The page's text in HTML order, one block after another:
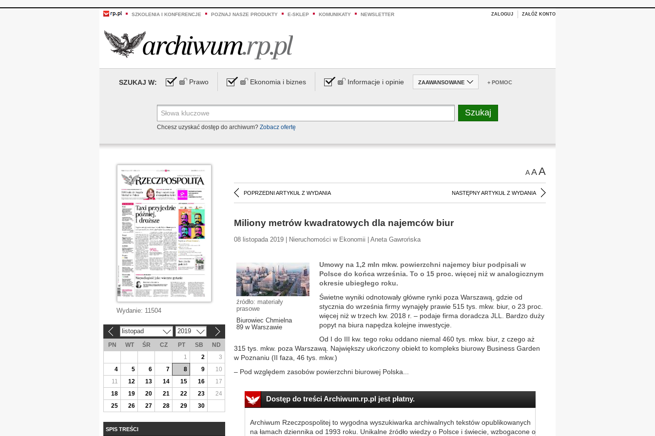
SZKOLENIA I KONFERENCJE POZNAJ NASZE PRODUKTY E-SKLEP KOMUNIKATY NEWSLETTER ZALOGUJ ZAŁÓŻ KONTO
SZUKAJ W: Prawo Ekonomia i biznes Informacje i opinie ZAAWANSOWANE + POMOC
Chcesz uzyskać dostęp do archiwum? Zobacz ofertę
AAA
POPRZEDNI ARTYKUŁ Z WYDANIA NASTĘPNY ARTYKUŁ Z WYDANIA
Miliony metrów kwadratowych dla najemców biur
08 listopada 2019 | Nieruchomości w Ekonomii | Aneta Gawrońska
źródło: materiały
prasowe
Biurowiec Chmielna
89 w Warszawie
Umowy na 1,2 mln mkw. powierzchni najemcy biur podpisali w
Polsce do końca września. To o 15 proc. więcej niż w analogicznym
okresie ubiegłego roku.
Świetne wyniki odnotowały główne rynki poza Warszawą, gdzie od
stycznia do września firmy wynajęły prawie 515 tys. mkw. biur, o 23 proc.
więcej niż w trzech kw. 2018 r. – podaje firma doradcza JLL. Bardzo duży
popyt na biura napędza kolejne inwestycje.
Od I do III kw. tego roku oddano niemal 460 tys. mkw. biur, z czego aż
315 tys. mkw. poza Warszawą. Największy ukończony obiekt to kompleks biurowy Business Garden
w Poznaniu (II faza, 46 tys. mkw.)
– Pod względem zasobów powierzchni biurowej Polska...
Dostęp do treści Archiwum.rp.pl jest płatny.
Archiwum Rzeczpospolitej to wygodna wyszukiwarka archiwalnych tekstów opublikowanych
na łamach dziennika od 1993 roku. Unikalne źródło wiedzy o Polsce i świecie, wzbogacone o
Wydanie: 11504
listopad 2019
PN WT ŚR CZ PT SB
ND
1
2
3
4
5 6 7 8 9
10
11
12 13 14 15 16
17
18
19 20 21 22 23
24
25
26 27 28 29 30
SPIS TREŚCI